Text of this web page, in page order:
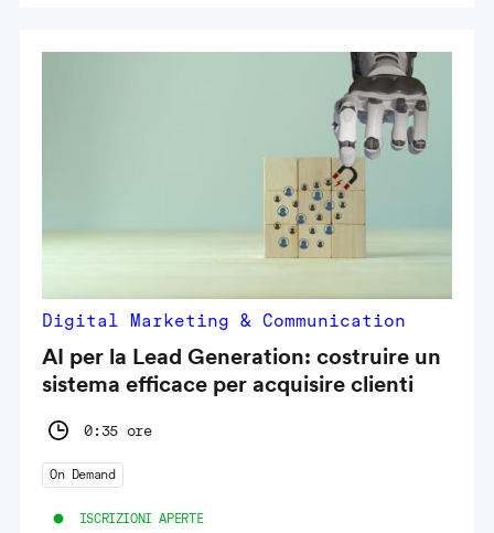
Digital Marketing & Communication
AI per la Lead Generation: costruire un
sistema efficace per acquisire clienti
0:35 ore
On Demand
ISCRIZIONI APERTE